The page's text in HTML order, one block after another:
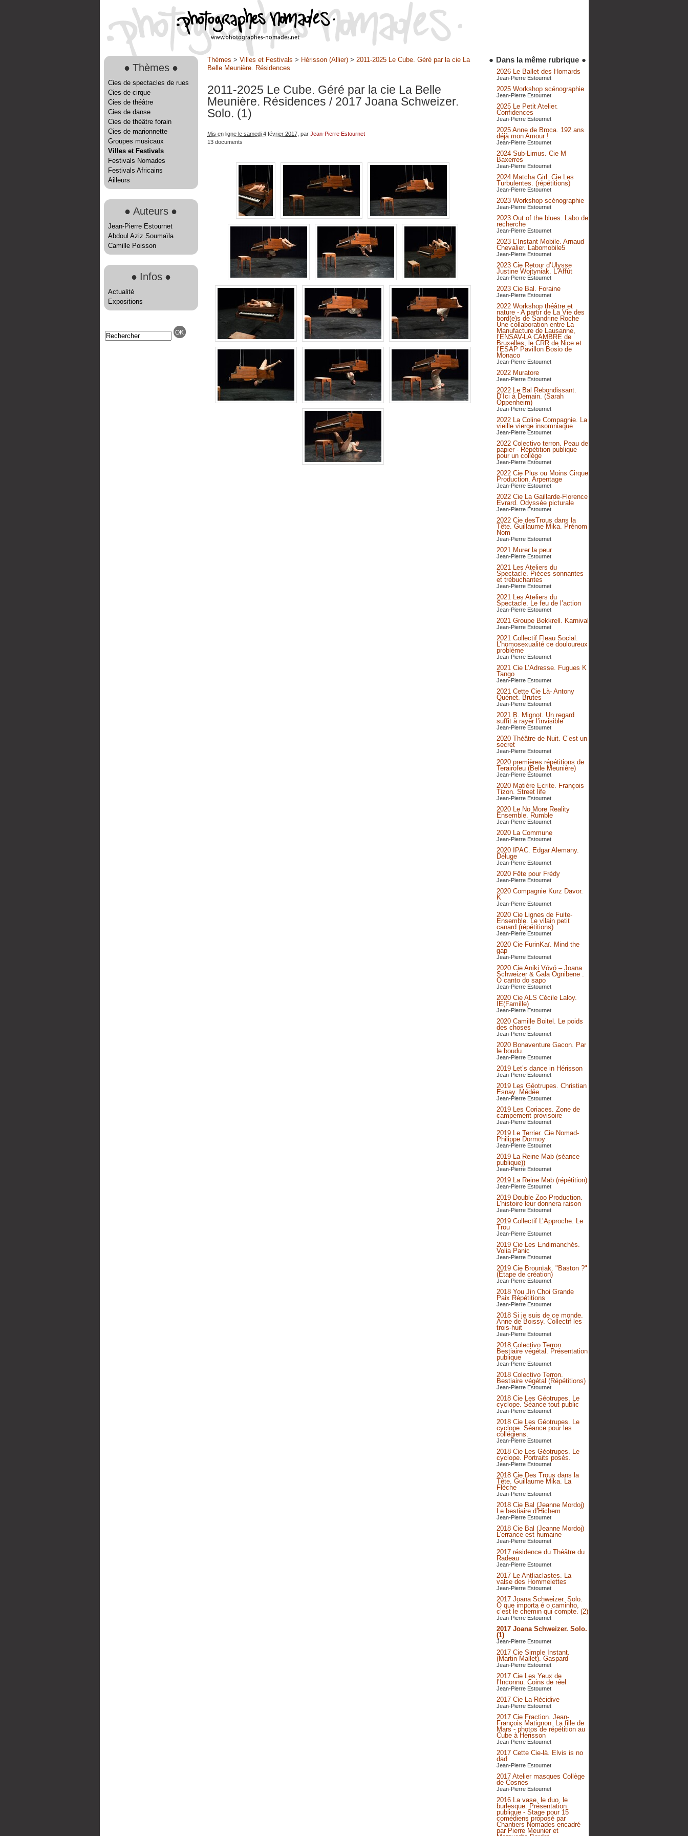
● Thèmes ●
Cies de spectacles de rues
Cies de cirque
Cies de théâtre
Cies de danse
Cies de théâtre forain
Cies de marionnette
Groupes musicaux
Villes et Festivals
Festivals Nomades
Festivals Africains
Ailleurs
● Auteurs ●
Jean-Pierre Estournet
Abdoul Aziz Soumaïla
Camille Poisson
● Infos ●
Actualité
Expositions
Thèmes > Villes et Festivals > Hérisson (Allier)> 2011-2025 Le Cube. Géré par la cie La
Belle Meunière. Résidences
2011-2025 Le Cube. Géré par la cie La Belle
Meunière. Résidences / 2017 Joana Schweizer.
Solo. (1)
Mis en ligne le samedi 4 février 2017, par Jean-Pierre Estournet
13 documents
● Dans la même rubrique ●
2026 Le Ballet des Homards
Jean-Pierre Estournet
2025 Workshop scénographie
Jean-Pierre Estournet
2025 Le Petit Atelier.
Confidences
Jean-Pierre Estournet
2025 Anne de Broca. 192 ans
déjà mon Amour !
Jean-Pierre Estournet
2024 Sub-Limus. Cie M
Baxerres
Jean-Pierre Estournet
2024 Matcha Girl. Cie Les
Turbulentes. (répétitions)
Jean-Pierre Estournet
2023 Workshop scénographie
Jean-Pierre Estournet
2023 Out of the blues. Labo de
recherche
Jean-Pierre Estournet
2023 L’Instant Mobile. Arnaud
Chevalier. Labomobile5
Jean-Pierre Estournet
2023 Cie Retour d’Ulysse
Justine Wojtyniak. L’Affût
Jean-Pierre Estournet
2023 Cie Bal. Foraine
Jean-Pierre Estournet
2022 Workshop théâtre et
nature - A partir de La Vie des
bord(e)s de Sandrine Roche
Une collaboration entre La
Manufacture de Lausanne,
l’ENSAV-LA CAMBRE de
Bruxelles, le CRR de Nice et
l’ESAP Pavillon Bosio de
Monaco
Jean-Pierre Estournet
2022 Muratore
Jean-Pierre Estournet
2022 Le Bal Rebondissant.
D’Ici à Demain. (Sarah
Oppenheim)
Jean-Pierre Estournet
2022 La Coline Compagnie. La
vieille vierge insomniaque
Jean-Pierre Estournet
2022 Colectivo terron. Peau de
papier - Répétition publique
pour un collège
Jean-Pierre Estournet
2022 Cie Plus ou Moins Cirque
Production. Arpentage
Jean-Pierre Estournet
2022 Cie La Gaillarde-Florence
Evrard. Odyssée picturale
Jean-Pierre Estournet
2022 Cie desTrous dans la
Tête. Guillaume Mika. Prénom
Nom
Jean-Pierre Estournet
2021 Murer la peur
Jean-Pierre Estournet
2021 Les Ateliers du
Spectacle. Pièces sonnantes
et trébuchantes
Jean-Pierre Estournet
2021 Les Ateliers du
Spectacle. Le feu de l’action
Jean-Pierre Estournet
2021 Groupe Bekkrell. Karnival
Jean-Pierre Estournet
2021 Collectif Fleau Social.
L’homosexualité ce douloureux
problème
Jean-Pierre Estournet
2021 Cie L’Adresse. Fugues K
Tango
Jean-Pierre Estournet
2021 Cette Cie Là- Antony
Quénet. Brutes
Jean-Pierre Estournet
2021 B. Mignot. Un regard
suffit à rayer l’invisible
Jean-Pierre Estournet
2020 Théâtre de Nuit. C’est un
secret
Jean-Pierre Estournet
2020 premières répétitions de
Terairofeu (Belle Meunière)
Jean-Pierre Estournet
2020 Matière Ecrite. François
Tizon. Street life
Jean-Pierre Estournet
2020 Le No More Reality
Ensemble. Rumble
Jean-Pierre Estournet
2020 La Commune
Jean-Pierre Estournet
2020 IPAC. Edgar Alemany.
Déluge
Jean-Pierre Estournet
2020 Fête pour Frédy
Jean-Pierre Estournet
2020 Compagnie Kurz Davor.
K
Jean-Pierre Estournet
2020 Cie Lignes de Fuite-
Ensemble. Le vilain petit
canard (répétitions)
Jean-Pierre Estournet
2020 Cie FurinKaï. Mind the
gap
Jean-Pierre Estournet
2020 Cie Aniki Vóvó – Joana
Schweizer & Gala Ognibene .
O canto do sapo
Jean-Pierre Estournet
2020 Cie ALS Cécile Laloy.
IE(Famille)
Jean-Pierre Estournet
2020 Camille Boitel. Le poids
des choses
Jean-Pierre Estournet
2020 Bonaventure Gacon. Par
le boudu.
Jean-Pierre Estournet
2019 Let’s dance in Hérisson
Jean-Pierre Estournet
2019 Les Géotrupes. Christian
Esnay. Médée
Jean-Pierre Estournet
2019 Les Coriaces. Zone de
campement provisoire
Jean-Pierre Estournet
2019 Le Terrier. Cie Nomad-
Philippe Dormoy
Jean-Pierre Estournet
2019 La Reine Mab (séance
publique))
Jean-Pierre Estournet
2019 La Reine Mab (répétition)
Jean-Pierre Estournet
2019 Double Zoo Production.
L’histoire leur donnera raison
Jean-Pierre Estournet
2019 Collectif L’Approche. Le
Trou
Jean-Pierre Estournet
2019 Cie Les Endimanchés.
Volia Panic
Jean-Pierre Estournet
2019 Cie Brounïak. "Baston ?"
(Etape de création)
Jean-Pierre Estournet
2018 You Jin Choi Grande
Paix Répétitions
Jean-Pierre Estournet
2018 Si je suis de ce monde.
Anne de Boissy. Collectif les
trois-huit
Jean-Pierre Estournet
2018 Colectivo Terron.
Bestiaire végétal. Présentation
publique
Jean-Pierre Estournet
2018 Colectivo Terron.
Bestiaire végétal (Répétitions)
Jean-Pierre Estournet
2018 Cie Les Géotrupes. Le
cyclope. Séance tout public
Jean-Pierre Estournet
2018 Cie Les Géotrupes. Le
cyclope. Séance pour les
collégiens.
Jean-Pierre Estournet
2018 Cie Les Géotrupes. Le
cyclope. Portraits posés.
Jean-Pierre Estournet
2018 Cie Des Trous dans la
Tête. Guillaume Mika. La
Flèche
Jean-Pierre Estournet
2018 Cie Bal (Jeanne Mordoj)
Le bestiaire d’Hichem
Jean-Pierre Estournet
2018 Cie Bal (Jeanne Mordoj)
L’errance est humaine
Jean-Pierre Estournet
2017 résidence du Théâtre du
Radeau
Jean-Pierre Estournet
2017 Le Antliaclastes. La
valse des Hommelettes
Jean-Pierre Estournet
2017 Joana Schweizer. Solo.
O que importa é o caminho,
c’est le chemin qui compte. (2)
Jean-Pierre Estournet
2017 Joana Schweizer. Solo.
(1)
Jean-Pierre Estournet
2017 Cie Simple Instant.
(Martin Mallet). Gaspard
Jean-Pierre Estournet
2017 Cie Les Yeux de
l’Inconnu. Coins de réel
Jean-Pierre Estournet
2017 Cie La Récidive
Jean-Pierre Estournet
2017 Cie Fraction. Jean-
François Matignon. La fille de
Mars - photos de répétition au
Cube à Hérisson
Jean-Pierre Estournet
2017 Cette Cie-là. Elvis is no
dad
Jean-Pierre Estournet
2017 Atelier masques Collège
de Cosnes
Jean-Pierre Estournet
2016 La vase, le duo, le
burlesque. Présentation
publique - Stage pour 15
comédiens proposé par
Chantiers Nomades encadré
par Pierre Meunier et